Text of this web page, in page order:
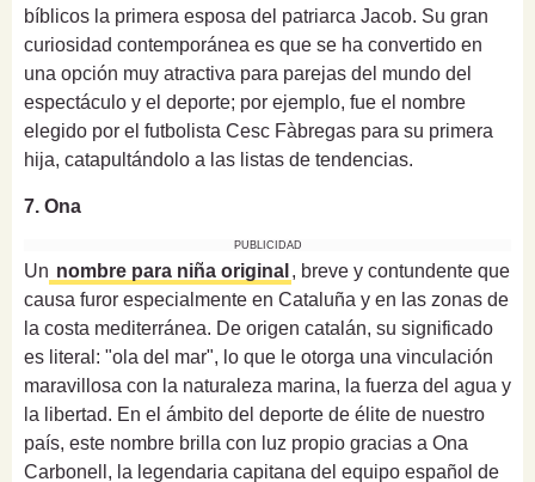
bíblicos la primera esposa del patriarca Jacob. Su gran
curiosidad contemporánea es que se ha convertido en
una opción muy atractiva para parejas del mundo del
espectáculo y el deporte; por ejemplo, fue el nombre
elegido por el futbolista Cesc Fàbregas para su primera
hija, catapultándolo a las listas de tendencias.
7. Ona
PUBLICIDAD
Un nombre para niña original , breve y contundente que
causa furor especialmente en Cataluña y en las zonas de
la costa mediterránea. De origen catalán, su significado
es literal: "ola del mar", lo que le otorga una vinculación
maravillosa con la naturaleza marina, la fuerza del agua y
la libertad. En el ámbito del deporte de élite de nuestro
país, este nombre brilla con luz propio gracias a Ona
Carbonell, la legendaria capitana del equipo español de